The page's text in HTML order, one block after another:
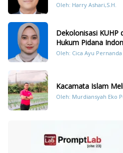
Oleh: Harry Ashari,S.H.
Dekolonisasi KUHP
Hukum Pidana
Oleh: Cica Ayu Pernanda
Kacamata Islam
Oleh: Murdiansyah Eko